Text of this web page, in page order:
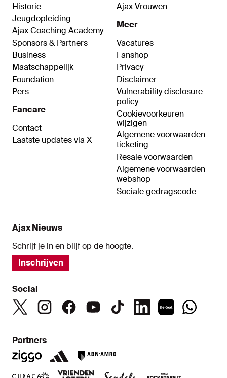
Historie
Jeugdopleiding
Ajax Coaching Academy
Sponsors & Partners
Business
Maatschappelijk
Foundation
Pers
Fancare
Contact
Laatste updates via X
Ajax Vrouwen
Meer
Vacatures
Fanshop
Privacy
Disclaimer
Vulnerability disclosure
policy
Cookievoorkeuren
wijzigen
Algemene voorwaarden
ticketing
Resale voorwaarden
Algemene voorwaarden
webshop
Sociale gedragscode
Ajax Nieuws
Schrijf je in en blijf op de hoogte.
Inschrijven
Social
Partners